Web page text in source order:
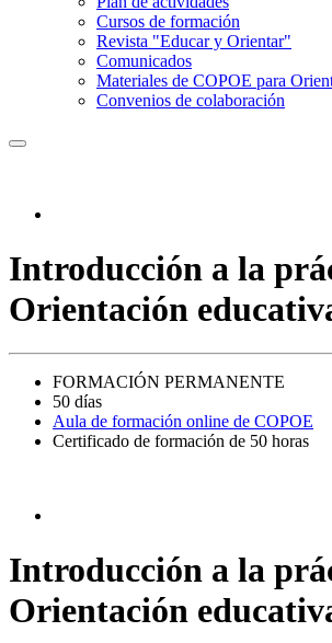
Cursos de formación
Revista "Educar y Orientar"
Comunicados
Materiales de COPOE para
Convenios de colaboración
Introducción a la
Orientación
FORMACIÓN PERMANENTE
50 días
Aula de formación online de COPOE
Certificado de formación de 50 horas
Introducción a la
Orientación